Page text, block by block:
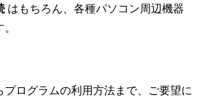
はもちろん、各種パソコン周辺機器
プログラムの利用方法まで、ご要望に